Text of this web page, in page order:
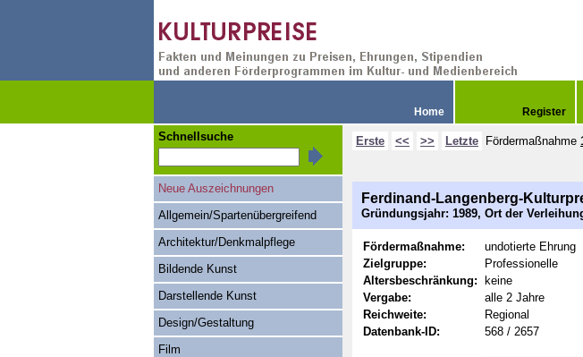
Home Register
Erste << >> Letzte Fördermaßnahme
Ferdinand-Langenberg-
Gründungsjahr: 1989, Ort der
Fördermaßnahme:
undotierte Ehrung
Zielgruppe:
Professionelle
Altersbeschränkung:
keine
Vergabe:
alle 2 Jahre
Reichweite:
Regional
Datenbank-ID:
568 / 2657
Schnellsuche
Neue Auszeichnungen
Allgemein/Spartenübergreifend
Architektur/Denkmalpflege
Bildende Kunst
Darstellende Kunst
Design/Gestaltung
Film